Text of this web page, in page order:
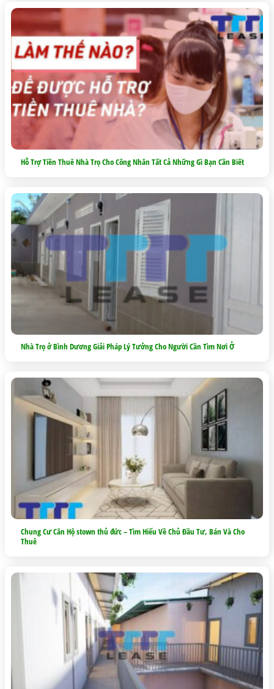
Hỗ Trợ Tiền Thuê Nhà Trọ Cho Công Nhân Tất Cả Những Gì Bạn Cần Biết
Nhà Trọ ở Bình Dương Giải Pháp Lý Tưởng Cho Người Cần Tìm Nơi Ở
Chung Cư Căn Hộ stown thủ đức – Tìm Hiểu Về Chủ Đầu Tư, Bán Và Cho
Thuê